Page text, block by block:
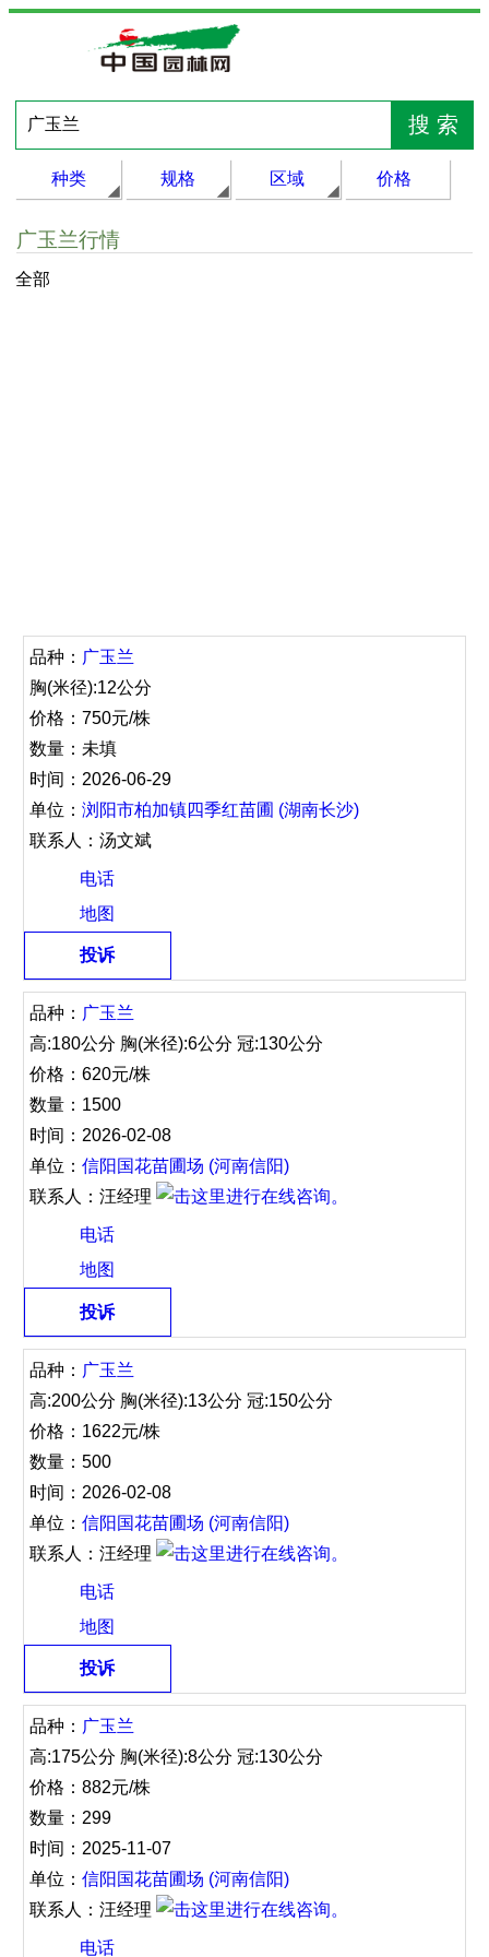
种类 规格 区域 价格
广玉兰行情
全部
品种： 广玉兰
胸(米径):12公分
价格：750元/株
数量：未填
时间：2026-06-29
单位： 浏阳市柏加镇四季红苗圃 (湖南长沙)
联系人：汤文斌
电话
地图
投诉
品种： 广玉兰
高:180公分 胸(米径):6公分 冠:130公分
价格：620元/株
数量：1500
时间：2026-02-08
单位： 信阳国花苗圃场 (河南信阳)
联系人：汪经理
电话
地图
投诉
品种： 广玉兰
高:200公分 胸(米径):13公分 冠:150公分
价格：1622元/株
数量：500
时间：2026-02-08
单位： 信阳国花苗圃场 (河南信阳)
联系人：汪经理
电话
地图
投诉
品种： 广玉兰
高:175公分 胸(米径):8公分 冠:130公分
价格：882元/株
数量：299
时间：2025-11-07
单位： 信阳国花苗圃场 (河南信阳)
联系人：汪经理
电话